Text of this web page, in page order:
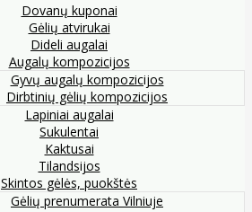
Dovanų kuponai
Gėlių atvirukai
Dideli augalai
Augalų kompozicijos
Gyvų augalų kompozicijos
Dirbtinių gėlių kompozicijos
Lapiniai augalai
Sukulentai
Kaktusai
Tilandsijos
Skintos gėlės, puokštės
Gėlių prenumerata Vilniuje